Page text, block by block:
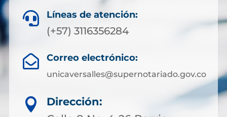
 Líneas de atención:
(+57) 3116356284
 Correo electrónico:
unicaversalles@supernotariado.gov.co

Dirección: